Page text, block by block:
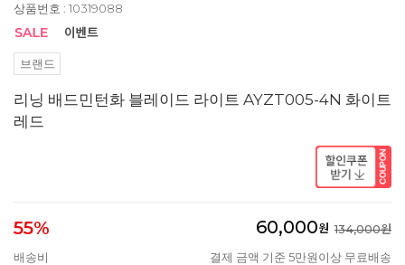
상품번호 : 10319088
브랜드
리닝 배드민턴화 블레이드 라이트 AYZT005-4N 화이트
레드
55% 60,000원 134,000원
배송비
결제 금액 기준 5만원이상 무료배송